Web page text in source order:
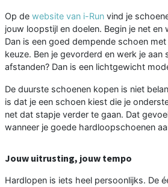
Op de website van i-Run vind je
jouw loopstijl en doelen. Begin je net en
Dan is een goed dempende schoen
keuze. Ben je gevorderd en werk je aan
afstanden? Dan is een lichtgewicht
De duurste schoenen kopen is niet
is dat je een schoen kiest die je
net dat stapje verder te gaan. Dat
wanneer je goede hardloopschoenen
Jouw uitrusting, jouw tempo
Hardlopen is iets heel persoonlijks. De